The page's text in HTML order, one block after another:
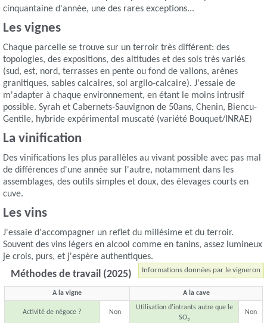
cinquantaine d'année, une des rares exceptions...
Les vignes
Chaque parcelle se trouve sur un terroir très différent: des
topologies, des expositions, des altitudes et des sols très variés
(sud, est, nord, terrasses en pente ou fond de vallons, arènes
granitiques, sables calcaires, sol argilo-calcaire). J'essaie de
m'adapter à chaque environnement, en étant le moins intrusif
possible. Syrah et Cabernets-Sauvignon de 50ans, Chenin, Biencu-
Gentile, hybride expérimental muscaté (variété Bouquet/INRAE)
La vinification
Des vinifications les plus parallèles au vivant possible avec pas mal
de différences d'une année sur l'autre, notamment dans les
assemblages, des outils simples et doux, des élevages courts en
cuve.
Les vins
J'essaie d'accompagner un reflet du millésime et du terroir.
Souvent des vins légers en alcool comme en tanins, assez lumineux
je crois, purs, et j'espère authentiques.
Informations données par le vigneron
Méthodes de travail (2025)
A la vigne A la cave
Activité de négoce ? Non
Utilisation d'intrants autre que le
SO2
Non